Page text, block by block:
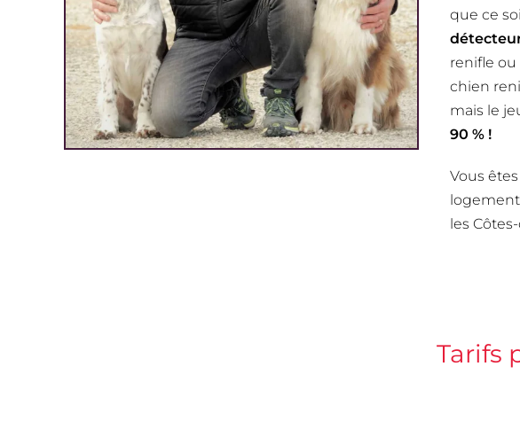
que ce
renifle ou
chien
mais le
90 % !
Vous
logement
les
Tarifs